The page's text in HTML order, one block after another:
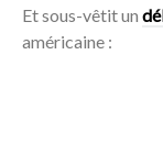
Et sous-vêtit un
américaine :